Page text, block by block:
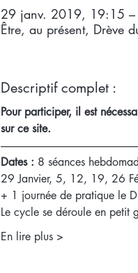
29 janv. 2019, 19:15
Être, au présent, Drève
Descriptif complet :
Pour participer, il est
sur ce site.
Dates : 8 séances
29 Janvier, 5, 12, 19, 26
+ 1 journée de pratique le
Le cycle se déroule en petit
En lire plus >